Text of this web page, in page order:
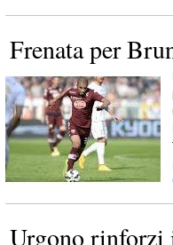
Frenata per
Urgono rinforzi